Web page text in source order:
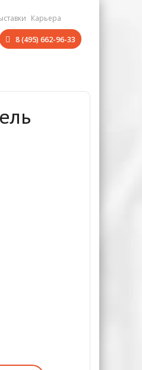
Карьера
8 (495) 662-96-33